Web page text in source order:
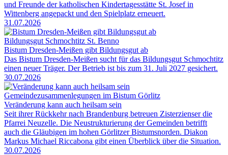
und Freunde der katholischen Kindertagesstätte St. Josef in
Wittenberg angepackt und den Spielplatz erneuert.
31.07.2026
Bildungsgut Schmochtitz St. Benno
Bistum Dresden-Meißen gibt Bildungsgut ab
Das Bistum Dresden-Meißen sucht für das Bildungsgut Schmochtitz
einen neuer Träger. Der Betrieb ist bis zum 31. Juli 2027 gesichert.
30.07.2026
Gemeindezusammenlegungen im Bistum Görlitz
Veränderung kann auch heilsam sein
Seit ihrer Rückkehr nach Brandenburg betreuen Zisterzienser die
Pfarrei Neuzelle. Die Neustrukturierung der Gemeinden betrifft
auch die Gläubigen im hohen Görlitzer Bistumsnorden. Diakon
Markus Michael Riccabona gibt einen Überblick über die Situation.
30.07.2026